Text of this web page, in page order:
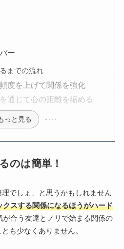
ー
までの流れ
度を上げて関係を強化
通じて心の距離を縮める
っと見る
のは簡単！
理でしょ」と思うかもしれません
スする関係になるほうがハード
が合う友達とノリで始まる関係の
も少なくありません。